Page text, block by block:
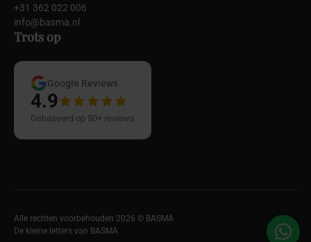
+31 362 022 006
info@basma.nl
Trots op
Google Reviews
4.9
Gebaseerd op 50+ reviews
Alle rechten voorbehouden 2026 © BASMA
De kleine letters van BASMA